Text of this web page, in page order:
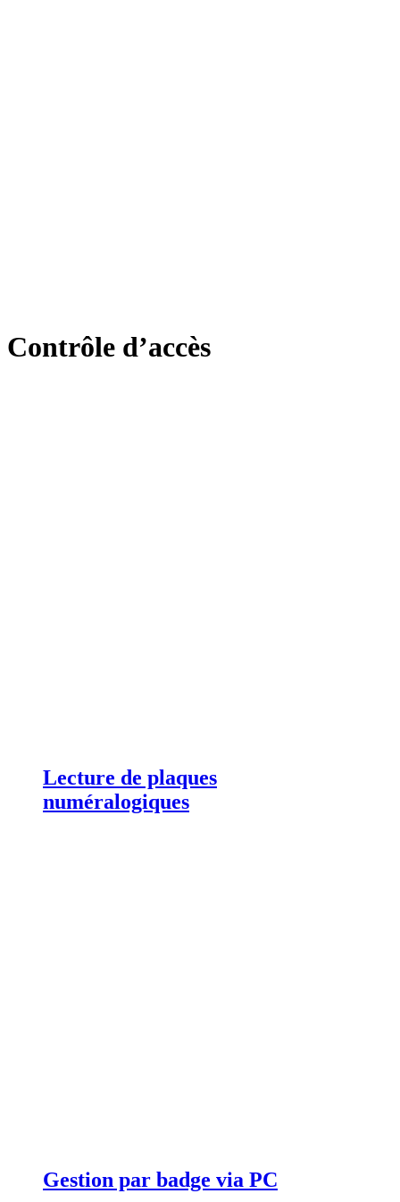
Contrôle d’accès
Lecture de plaques
numéralogiques
Gestion par badge via PC